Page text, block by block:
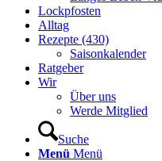
Lockpfosten
Alltag
Rezepte (430)
Saisonkalender
Ratgeber
Wir
Über uns
Werde Mitglied
Suche
Menü Menü